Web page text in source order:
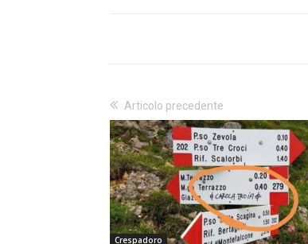
Articolo precedente
Crespadoro